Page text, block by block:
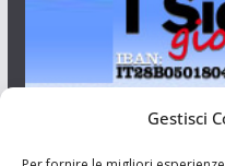
Gestisci